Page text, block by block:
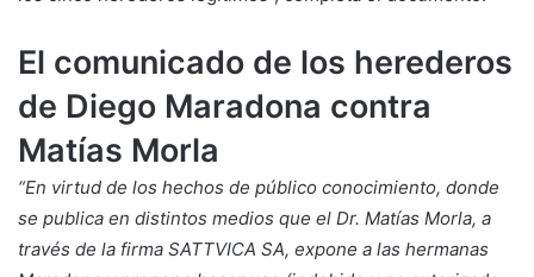
El comunicado de los herederos
de Diego Maradona contra
Matías Morla
“En virtud de los hechos de público conocimiento, donde
se publica en distintos medios que el Dr. Matías Morla, a
través de la firma SATTVICA SA, expone a las hermanas